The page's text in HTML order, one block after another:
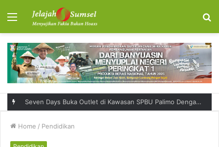
Menu
Seven Days Buka Outlet di Kawasan SPBU Palimo Dengan Konsep One Stop Hangout Destination
Home / Pendidikan